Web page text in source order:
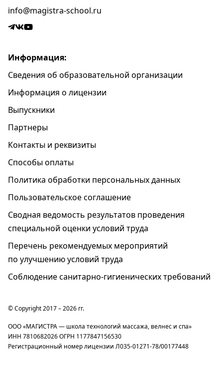
info@magistra-school.ru
Информация:
Сведения об образовательной организации
Информация о лицензии
Выпускники
Партнеры
Контакты и реквизиты
Способы оплаты
Политика обработки персональных данных
Пользовательское соглашение
Cводная ведомость результатов проведения
специальной оценки условий труда
Перечень рекомендуемых мероприятий
по улучшению условий труда
Соблюдение санитарно-гигиенических требований
© Copyright 2017 – 2026 гг.
ООО «МАГИСТРА — школа технологий массажа, велнес и спа»
ИНН 7810682026 ОГРН 1177847156530
Регистрационный номер лицензии Л035-01271-78/00177448